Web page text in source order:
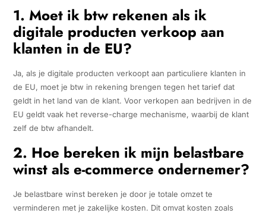
1. Moet ik btw rekenen als ik
digitale producten verkoop aan
klanten in de EU?
Ja, als je digitale producten verkoopt aan particuliere klanten in
de EU, moet je btw in rekening brengen tegen het tarief dat
geldt in het land van de klant. Voor verkopen aan bedrijven in de
EU geldt vaak het reverse-charge mechanisme, waarbij de klant
zelf de btw afhandelt.
2. Hoe bereken ik mijn belastbare
winst als e-commerce ondernemer?
Je belastbare winst bereken je door je totale omzet te
verminderen met je zakelijke kosten. Dit omvat kosten zoals